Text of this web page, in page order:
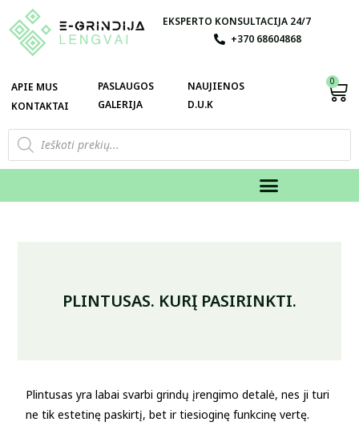
EKSPERTO KONSULTACIJA 24/7
+370 68604868
APIE MUS
KONTAKTAI
PASLAUGOS
GALERIJA
NAUJIENOS
D.U.K
0
PLINTUSAS. KURĮ PASIRINKTI.
Plintusas yra labai svarbi grindų įrengimo detalė, nes ji turi
ne tik estetinę paskirtį, bet ir tiesioginę funkcinę vertę.